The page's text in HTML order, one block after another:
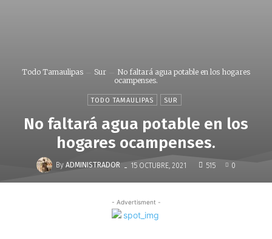
Todo Tamaulipas Sur
No faltará agua potable en los hogares
ocampenses.
TODO TAMAULIPAS SUR
No faltará agua potable en los
hogares ocampenses.
By ADMINISTRADOR - 15 OCTUBRE, 2021 515 0
- Advertisment -